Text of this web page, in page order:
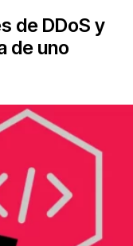
de DDoS y
de uno